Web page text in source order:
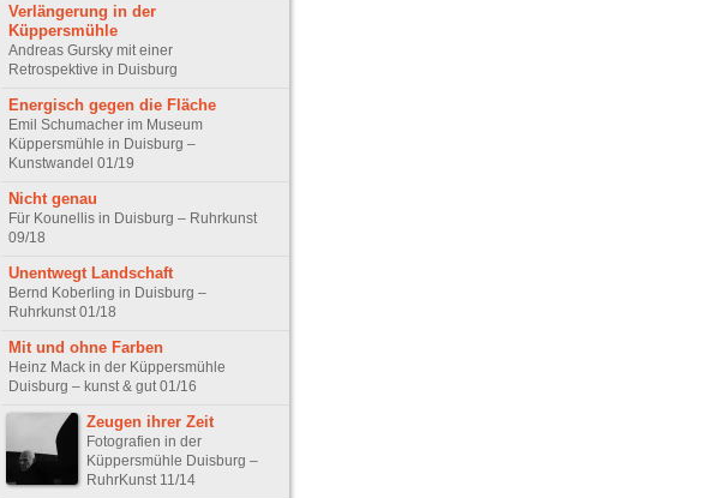
Verlängerung in der
Küppersmühle
Andreas Gursky mit einer
Retrospektive in Duisburg
Energisch gegen die Fläche
Emil Schumacher im Museum
Küppersmühle in Duisburg –
Kunstwandel 01/19
Nicht genau
Für Kounellis in Duisburg – Ruhrkunst
09/18
Unentwegt Landschaft
Bernd Koberling in Duisburg –
Ruhrkunst 01/18
Mit und ohne Farben
Heinz Mack in der Küppersmühle
Duisburg – kunst & gut 01/16
Zeugen ihrer Zeit
Fotografien in der
Küppersmühle Duisburg –
RuhrKunst 11/14